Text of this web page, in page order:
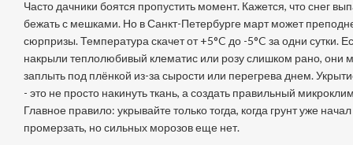
Часто дачники боятся пропустить момент. Кажется, что снег
бежать с мешками. Но в Санкт-Петербурге март может
сюрпризы. Температура скачет от +5°C до -5°C за одни сутки.
накрыли теплолюбивый клематис или розу слишком рано, они
заплыть под плёнкой из-за сырости или перегрева днем.
- это не просто накинуть ткань, а создать правильный
Главное правило: укрывайте только тогда, когда грунт уже начал
промерзать, но сильных морозов еще нет.